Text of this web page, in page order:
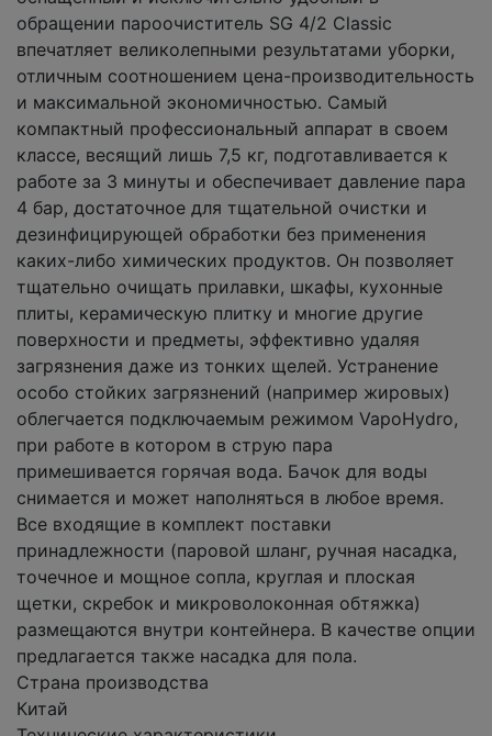
обращении пароочиститель SG 4/2 Classic
впечатляет великолепными результатами уборки,
отличным соотношением цена-производительность
и максимальной экономичностью. Самый
компактный профессиональный аппарат в своем
классе, весящий лишь 7,5 кг, подготавливается к
работе за 3 минуты и обеспечивает давление пара
4 бар, достаточное для тщательной очистки и
дезинфицирующей обработки без применения
каких-либо химических продуктов. Он позволяет
тщательно очищать прилавки, шкафы, кухонные
плиты, керамическую плитку и многие другие
поверхности и предметы, эффективно удаляя
загрязнения даже из тонких щелей. Устранение
особо стойких загрязнений (например жировых)
облегчается подключаемым режимом VapoHydro,
при работе в котором в струю пара
примешивается горячая вода. Бачок для воды
снимается и может наполняться в любое время.
Все входящие в комплект поставки
принадлежности (паровой шланг, ручная насадка,
точечное и мощное сопла, круглая и плоская
щетки, скребок и микроволоконная обтяжка)
размещаются внутри контейнера. В качестве опции
предлагается также насадка для пола.
Страна производства
Китай